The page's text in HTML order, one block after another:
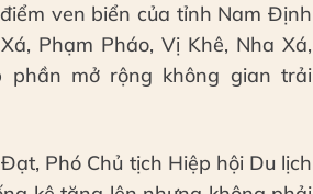
ven biển của tỉnh Nam Định
Phạm Pháo, Vị Khê, Nha Xá,
phần mở rộng không gian trải
Phó Chủ tịch Hiệp hội Du lịch